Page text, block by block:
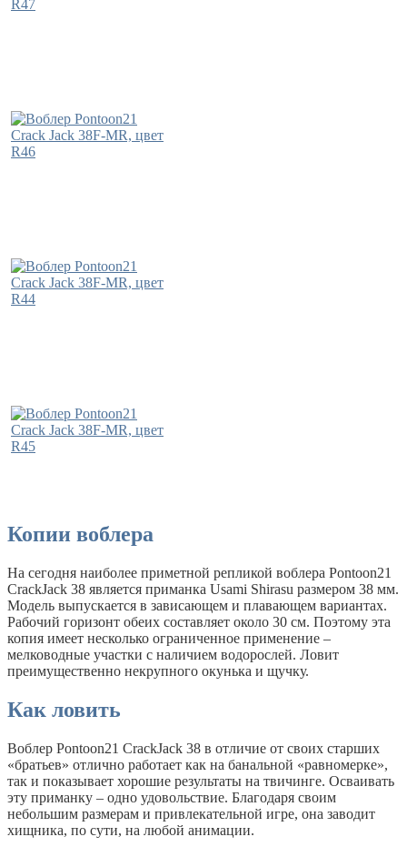
Копии воблера
На сегодня наиболее приметной репликой воблера Pontoon21
CrackJack 38 является приманка Usami Shirasu размером 38 мм.
Модель выпускается в зависающем и плавающем вариантах.
Рабочий горизонт обеих составляет около 30 см. Поэтому эта
копия имеет несколько ограниченное применение –
мелководные участки с наличием водорослей. Ловит
преимущественно некрупного окунька и щучку.
Как ловить
Воблер Pontoon21 CrackJack 38 в отличие от своих старших
«братьев» отлично работает как на банальной «равномерке»,
так и показывает хорошие результаты на твичинге. Осваивать
эту приманку – одно удовольствие. Благодаря своим
небольшим размерам и привлекательной игре, она заводит
хищника, по сути, на любой анимации.